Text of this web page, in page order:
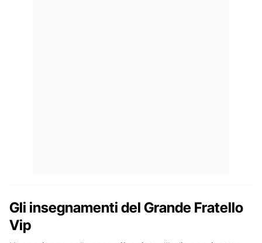
Gli insegnamenti del Grande Fratello
Vip